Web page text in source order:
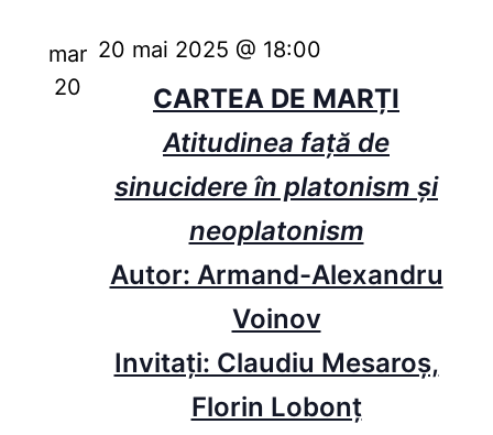
mar
20
CARTEA DE MARȚI
Atitudinea faţă de
sinucidere în platonism şi
neoplatonism
Autor: Armand-Alexandru
Voinov
Invitați: Claudiu Mesaroș,
Florin Lobonț
20 mai 2025 @ 18:00